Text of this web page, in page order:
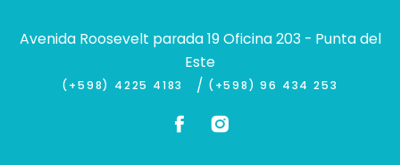
Avenida Roosevelt parada 19 Oficina 203 - Punta del
Este
(+598) 4225 4183 / (+598) 96 434 253